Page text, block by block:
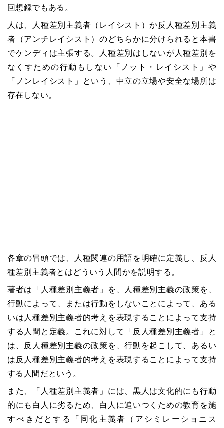
回想録でもある。
人は、人種差別主義者（レイシスト）か反人種差別主義
者（アンチレイシスト）のどちらかに分けられると本書
でケンディは主張する。人種差別はしないが人種差別を
なくすための行動もしない「ノット・レイシスト」や
「ノンレイシスト」という、中立の立場や安全な場所は
存在しない。
各章の冒頭では、人種関連の用語を明確に定義し、反人
種差別主義者とはどういう人間かを説明する。
著者は「人種差別主義者」を、人種差別主義の政策を、
行動によって、または行動をしないことによって、ある
いは人種差別主義者的考えを表現することによって支持
する人間と定義。これに対して「反人種差別主義者」と
は、反人種差別主義の政策を、行動を起こして、あるい
は反人種差別主義者的考えを表現することによって支持
する人間だという。
また、「人種差別主義者」には、黒人は文化的にも行動
的にも白人に劣るため、白人に追いつくための教育を施
すべきだとする「同化主義者（アシミレーショニス